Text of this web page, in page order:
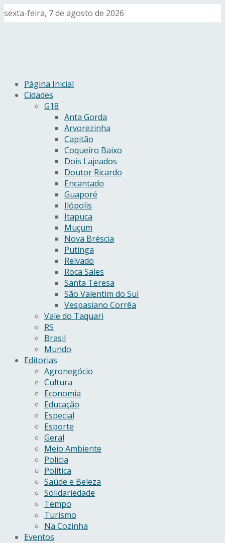
sexta-feira, 7 de agosto de 2026
Página Inicial
Cidades
G18
Anta Gorda
Arvorezinha
Capitão
Coqueiro Baixo
Dois Lajeados
Doutor Ricardo
Encantado
Guaporé
Ilópolis
Itapuca
Muçum
Nova Bréscia
Putinga
Relvado
Roca Sales
Santa Teresa
São Valentim do Sul
Vespasiano Corrêa
Vale do Taquari
RS
Brasil
Mundo
Editorias
Agronegócio
Cultura
Economia
Educação
Especial
Esporte
Geral
Meio Ambiente
Polícia
Política
Saúde e Beleza
Solidariedade
Tempo
Turismo
Na Cozinha
Eventos